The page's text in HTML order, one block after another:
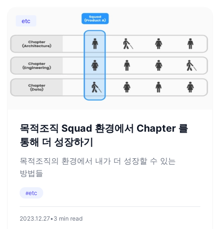
etc
목적조직 Squad 환경에서 Chapter 를
통해 더 성장하기
목적조직의 환경에서 내가 더 성장할 수 있는
방법들
#etc
2023.12.27•3 min read